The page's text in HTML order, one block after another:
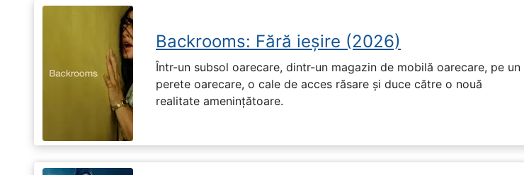
Backrooms: Fără ieșire (2026)
Într-un subsol oarecare, dintr-un magazin de mobilă oarecare, pe un
perete oarecare, o cale de acces răsare și duce către o nouă
realitate amenințătoare.